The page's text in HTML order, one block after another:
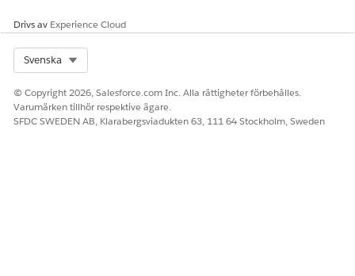
Drivs av Experience Cloud
Svenska
© Copyright 2026, Salesforce.com Inc. Alla rättigheter förbehålles.
Varumärken tillhör respektive ägare.
SFDC SWEDEN AB, Klarabergsviadukten 63, 111 64 Stockholm, Sweden